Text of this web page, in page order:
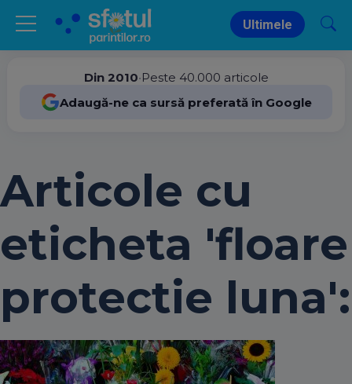
Ultimele
Din 2010•Peste 40.000 articole
Adaugă-ne ca sursă preferată în Google
Articole cu
eticheta 'floare
protectie luna':